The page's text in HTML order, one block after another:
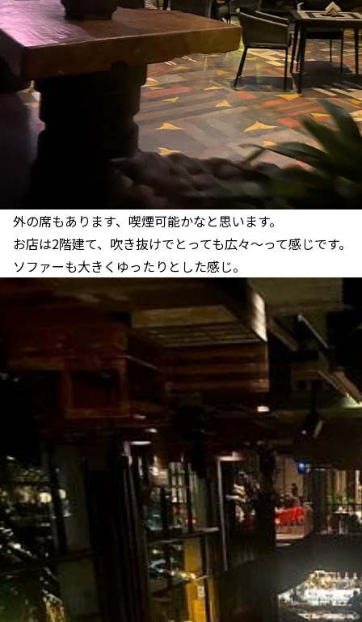
外の席もあります、喫煙可能かなと思います。
お店は2階建て、吹き抜けでとっても広々～って感じです。
ソファーも大きくゆったりとした感じ。